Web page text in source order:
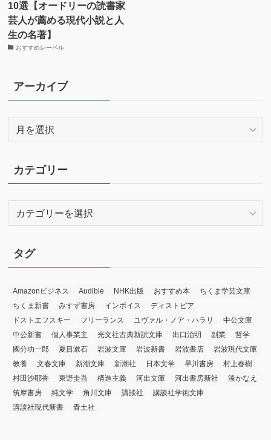
10選【オードリーの読書家
芸人が薦める現代小説と人
生の名著】
おすすめレーベル
アーカイブ
イ
ブ
カテゴリー
リ
ー
タグ
Amazonビジネス Audible NHK出版 おすすめ本
ちくま学芸文庫
ちくま新書
みすず書房 インボイス
ディストピア
ドストエフスキー
フリーランス ユヴァル・ノア・ハラリ
中公文庫
中公新書
個人事業主 光文社古典新訳文庫 出口治明 副業
哲学
國分功一郎
夏目漱石 岩波文庫 岩波新書 岩波書店
岩波現代文庫
教養
文春文庫 新潮文庫 新潮社 日本文学 早川書房
村上春樹
村田沙耶香
東野圭吾 構造主義 河出文庫 河出書房新社
湊かなえ
筑摩書房
純文学 角川文庫 講談社
講談社学術文庫
講談社現代新書
青土社